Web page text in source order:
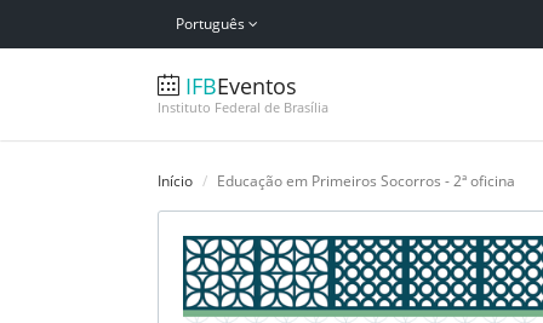
Português
IFBEventos
Instituto Federal de Brasília
Início Educação em Primeiros Socorros - 2ª oficina